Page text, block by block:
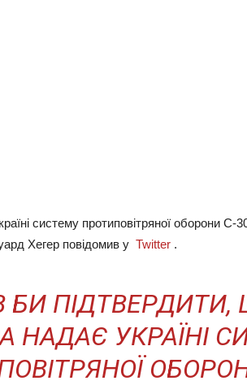
систему протиповітряної оборони С-
Хегер повідомив у Twitter .
БИ ПІДТВЕРДИТИ,
НАДАЄ УКРАЇНІ